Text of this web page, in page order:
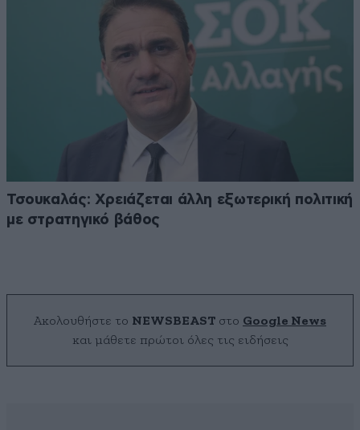
Τσουκαλάς: Xρειάζεται άλλη εξωτερική πολιτική
με στρατηγικό βάθος
Ακολουθήστε το NEWSBEAST στο Google News
και μάθετε πρώτοι όλες τις ειδήσεις